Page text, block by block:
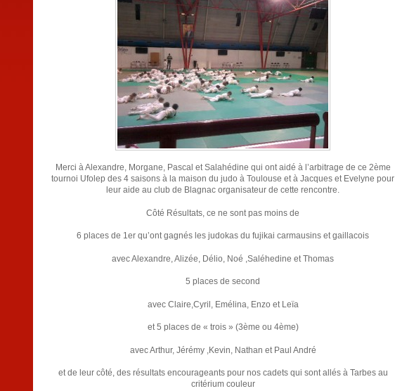
Merci à Alexandre, Morgane, Pascal et Salahédine qui ont aidé à l’arbitrage de ce 2ème
tournoi Ufolep des 4 saisons à la maison du judo à Toulouse et à Jacques et Evelyne pour
leur aide au club de Blagnac organisateur de cette rencontre.
Côté Résultats, ce ne sont pas moins de
6 places de 1er qu’ont gagnés les judokas du fujikai carmausins et gaillacois
avec Alexandre, Alizée, Délio, Noé ,Saléhedine et Thomas
5 places de second
avec Claire,Cyril, Emélina, Enzo et Leïa
et 5 places de « trois » (3ème ou 4ème)
avec Arthur, Jérémy ,Kevin, Nathan et Paul André
et de leur côté, des résultats encourageants pour nos cadets qui sont allés à Tarbes au
critérium couleur